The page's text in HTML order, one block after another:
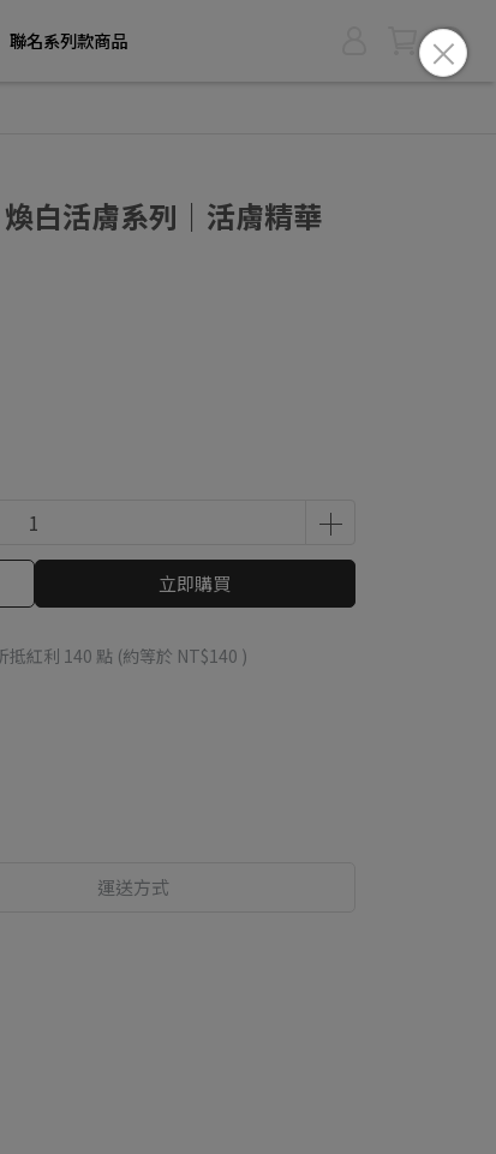
聯名系列款商品
白活膚系列｜活膚精華
立即購買
抵紅利 140 點 (約等於 NT$140 )
運送方式